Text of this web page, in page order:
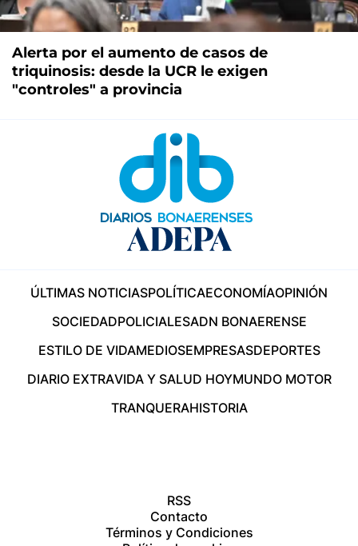
Alerta por el aumento de casos de
triquinosis: desde la UCR le exigen
"controles" a provincia
ÚLTIMAS NOTICIASPOLÍTICAECONOMÍAOPINIÓN
SOCIEDADPOLICIALESADN BONAERENSE
ESTILO DE VIDAMEDIOSEMPRESASDEPORTES
DIARIO EXTRAVIDA Y SALUD HOYMUNDO MOTOR
TRANQUERAHISTORIA
RSS
Contacto
Términos y Condiciones